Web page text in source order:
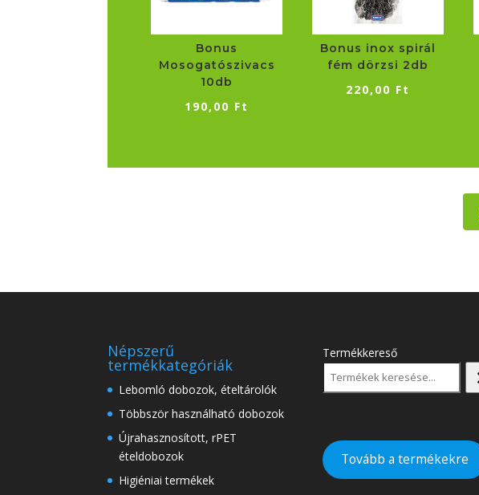
Bonus
Mosogatószivacs
10db
190,00 Ft
Bonus inox spirál
fém dörzsi 2db
220,00 Ft
Népszerű
termékkategóriák
Lebomló dobozok, ételtárolók
Többször használható dobozok
Újrahasznosított, rPET
ételdobozok
Higiéniai termékek
Termékkereső
Tovább a termékekre